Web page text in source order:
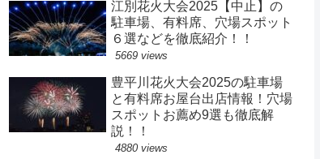
江別花火大会2025【中止】の
駐車場、有料席、穴場スポット
６選などを徹底紹介！！
5669 views
豊平川花火大会2025の駐車場
と有料席お屋台出店情報！穴場
スポットお薦め9選も徹底解
説！！
4880 views